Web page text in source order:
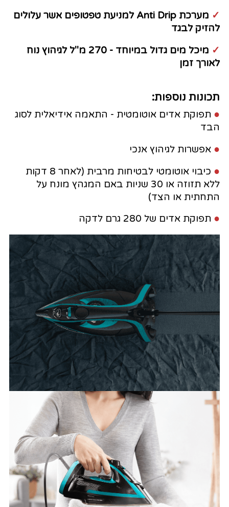
✓
מערכת Anti Drip למניעת טפטופים אשר עלולים
להזיק לבגד
✓
מיכל מים גדול במיוחד - 270 מ"ל לגיהוץ נוח
לאורך זמן
תכונות נוספות:
● תפוקת אדים אוטומטית - התאמה אידיאלית לסוג
הבד
● אפשרות לגיהוץ אנכי
●
כיבוי אוטומטי לבטיחות מרבית (לאחר 8 דקות
ללא תזוזה או 30 שניות באם המגהץ מונח על
התחתית או הצד)
● תפוקת אדים של 280 גרם לדקה